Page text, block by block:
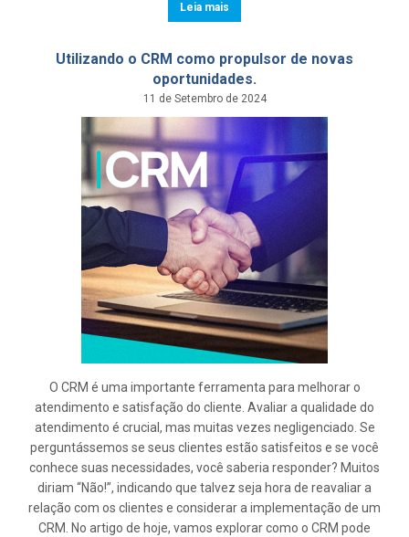
Leia mais
Utilizando o CRM como propulsor de novas
oportunidades.
11 de Setembro de 2024
O CRM é uma importante ferramenta para melhorar o
atendimento e satisfação do cliente. Avaliar a qualidade do
atendimento é crucial, mas muitas vezes negligenciado. Se
perguntássemos se seus clientes estão satisfeitos e se você
conhece suas necessidades, você saberia responder? Muitos
diriam “Não!”, indicando que talvez seja hora de reavaliar a
relação com os clientes e considerar a implementação de um
CRM. No artigo de hoje, vamos explorar como o CRM pode